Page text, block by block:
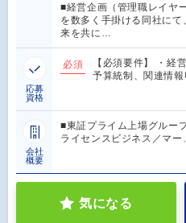
■経営企画（管理職レイヤ
を数多く手掛ける同社に
来を共に…
応募
資格
必須
【必須要件】 ・経
予算統制、関連情
会社
概要
■東証プライム上場グルー
ライセンスビジネス／マ
気になる